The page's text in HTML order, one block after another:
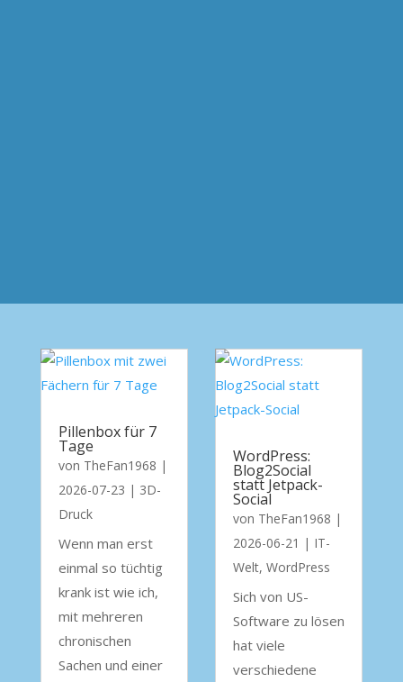
Pillenbox für 7
Tage
von TheFan1968 |
2026-07-23 | 3D-
Druck
Wenn man erst
einmal so tüchtig
krank ist wie ich,
mit mehreren
chronischen
Sachen und einer
WordPress:
Blog2Social
statt Jetpack-
Social
von TheFan1968 |
2026-06-21 | IT-
Welt, WordPress
Sich von US-
Software zu lösen
hat viele
verschiedene